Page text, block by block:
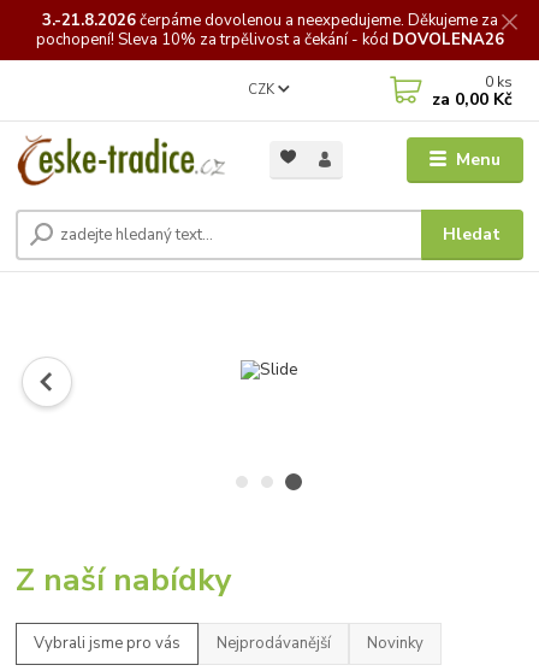
3.-21.8.2026čerpámedovolenou a neexpedujeme. Děkujeme za
pochopení! Sleva 10% za trpělivost a čekání - kód DOVOLENA26
Menu
CZK
Hledat
0 ks
za 0,00 Kč
Z naší nabídky
Vybrali jsme pro vás Nejprodávanější Novinky